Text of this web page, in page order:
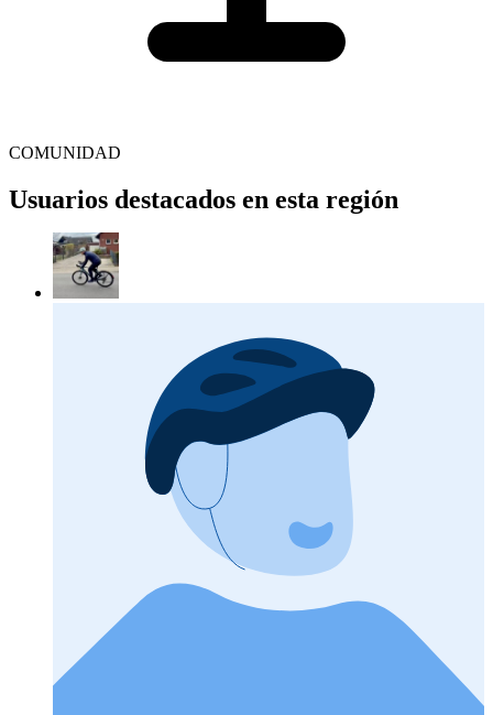
COMUNIDAD
Usuarios destacados en esta región